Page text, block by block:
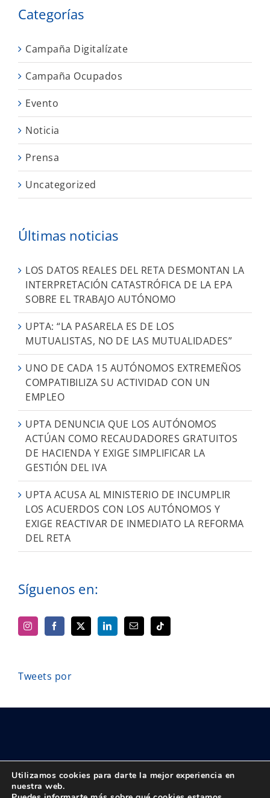
Categorías
Campaña Digitalízate
Campaña Ocupados
Evento
Noticia
Prensa
Uncategorized
Últimas noticias
LOS DATOS REALES DEL RETA DESMONTAN LA
INTERPRETACIÓN CATASTRÓFICA DE LA EPA
SOBRE EL TRABAJO AUTÓNOMO
UPTA: “LA PASARELA ES DE LOS
MUTUALISTAS, NO DE LAS MUTUALIDADES”
UNO DE CADA 15 AUTÓNOMOS EXTREMEÑOS
COMPATIBILIZA SU ACTIVIDAD CON UN
EMPLEO
UPTA DENUNCIA QUE LOS AUTÓNOMOS
ACTÚAN COMO RECAUDADORES GRATUITOS
DE HACIENDA Y EXIGE SIMPLIFICAR LA
GESTIÓN DEL IVA
UPTA ACUSA AL MINISTERIO DE INCUMPLIR
LOS ACUERDOS CON LOS AUTÓNOMOS Y
EXIGE REACTIVAR DE INMEDIATO LA REFORMA
DEL RETA
Síguenos en:
Tweets por
Utilizamos cookies para darte la mejor experiencia en
nuestra web.